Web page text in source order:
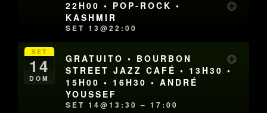
22H00 • POP-ROCK •
KASHMIR
SET 13@22:00
SET
14
DOM
GRATUITO • BOURBON
STREET JAZZ CAFÉ • 13H30 •
15H00 • 16H30 • ANDRÉ
YOUSSEF
SET 14@13:30 – 17:00